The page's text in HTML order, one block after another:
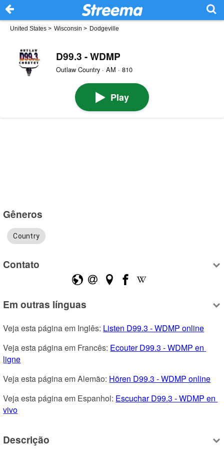
United States > Wisconsin > Dodgeville
D99.3 - WDMP
Outlaw Country · AM · 810
Play
Gêneros
Country
Contato
Em outras línguas
Veja esta página em Inglês: Listen D99.3 - WDMP online
Veja esta página em Francês: Ecouter D99.3 - WDMP en
ligne
Veja esta página em Alemão: Hören D99.3 - WDMP online
Veja esta página em Espanhol: Escuchar D99.3 - WDMP en
vivo
Descrição